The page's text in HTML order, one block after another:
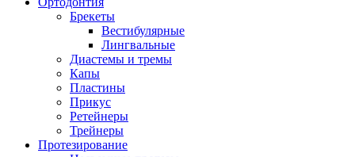
Брекеты
Вестибулярные
Лингвальные
Диастемы и тремы
Капы
Пластины
Прикус
Ретейнеры
Трейнеры
Протезирование